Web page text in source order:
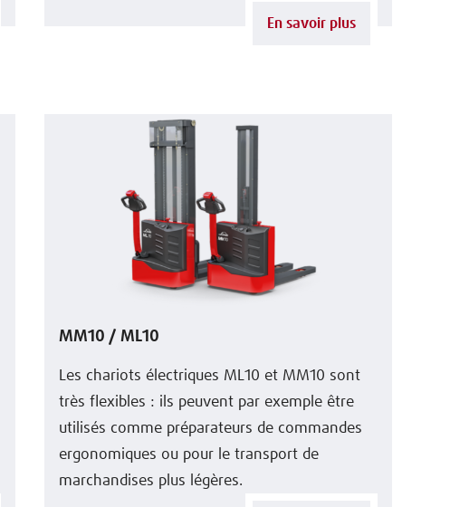
En savoir plus
MM10 / ML10
Les chariots électriques ML10 et MM10 sont
très flexibles : ils peuvent par exemple être
utilisés comme préparateurs de commandes
ergonomiques ou pour le transport de
marchandises plus légères.